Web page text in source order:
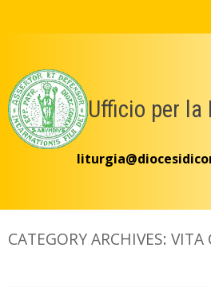
Ufficio per la
CATEGORY ARCHIVES: VITA